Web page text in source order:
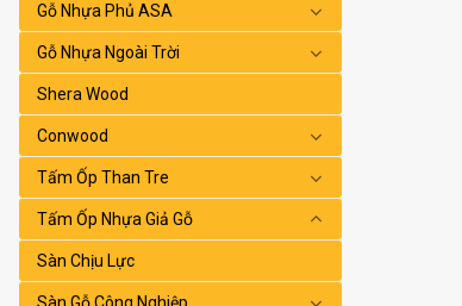
Gỗ Nhựa Phủ ASA
Gỗ Nhựa Ngoài Trời
Shera Wood
Conwood
Tấm Ốp Than Tre
Tấm Ốp Nhựa Giả Gỗ
Sàn Chịu Lực